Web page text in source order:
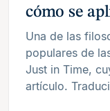
cómo se
Una de las
populares de
Just in Time,
artículo.